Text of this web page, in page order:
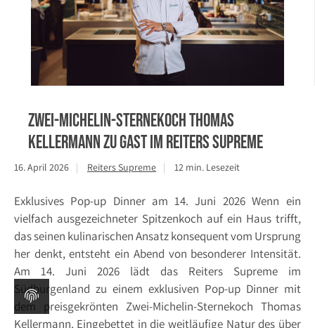
Zwei-Michelin-Sternekoch Thomas
Kellermann zu Gast im Reiters Supreme
16. April 2026 Reiters Supreme 12 min. Lesezeit
Exklusives Pop-up Dinner am 14. Juni 2026 Wenn ein
vielfach ausgezeichneter Spitzenkoch auf ein Haus trifft,
das seinen kulinarischen Ansatz konsequent vom Ursprung
her denkt, entsteht ein Abend von besonderer Intensität.
Am 14. Juni 2026 lädt das Reiters Supreme im
Südburgenland zu einem exklusiven Pop-up Dinner mit
dem preisgekrönten Zwei-Michelin-Sternekoch Thomas
Kellermann. Eingebettet in die weitläufige Natur des über